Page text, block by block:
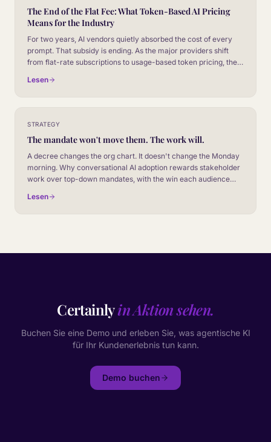
The End of the Flat Fee: What Token-Based AI Pricing
Means for the Industry
For two years, AI vendors quietly absorbed the cost of every
prompt. That subsidy is ending. As the major providers shift
from flat-rate subscriptions to usage-based token pricing, the
Here is what changes, and how CX leaders should price for it.
Lesen
STRATEGY
The mandate won't move them. The work will.
A decree changes the org chart. It doesn't change the Monday
morning. Why conversational AI adoption rewards stakeholder
work over top-down mandates, with the win each audience
Lesen
Certainlyin Aktion sehen.
Buchen Sie eine Demo und erleben Sie, was agentische KI
für Ihr Kundenerlebnis tun kann.
Demo buchen